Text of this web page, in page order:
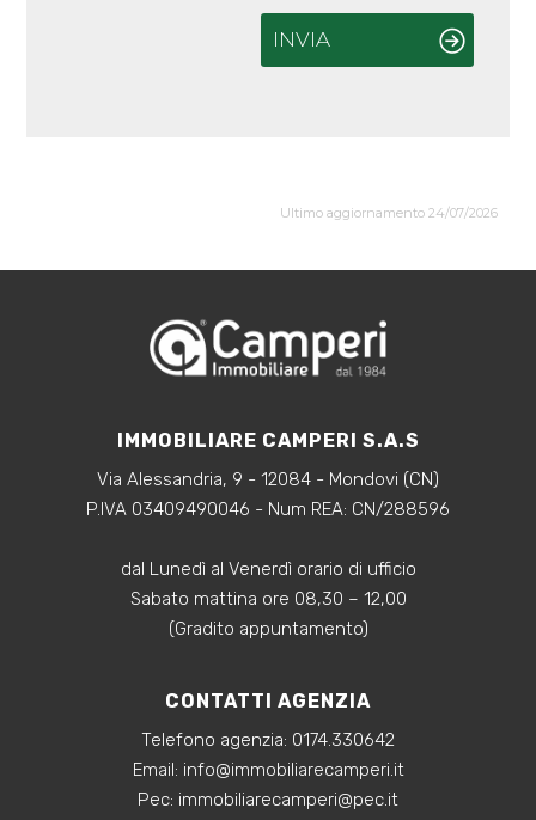
INVIA
Ultimo aggiornamento 24/07/2026
IMMOBILIARE CAMPERI S.A.S
Via Alessandria, 9 - 12084 - Mondovi (CN)
P.IVA 03409490046 - Num REA: CN/288596
dal Lunedì al Venerdì orario di ufficio
Sabato mattina ore 08,30 – 12,00
(Gradito appuntamento)
CONTATTI AGENZIA
Telefono agenzia: 0174.330642
‍Email: info@immobiliarecamperi.it
‍Pec: immobiliarecamperi@pec.it